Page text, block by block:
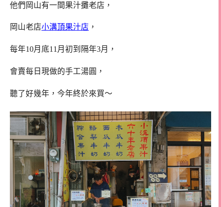
他們岡山有一間果汁攤老店，
岡山老店小溝頂果汁店 ，
每年10月底11月初到隔年3月，
會賣每日現做的手工湯圓，
聽了好幾年，今年終於來買～